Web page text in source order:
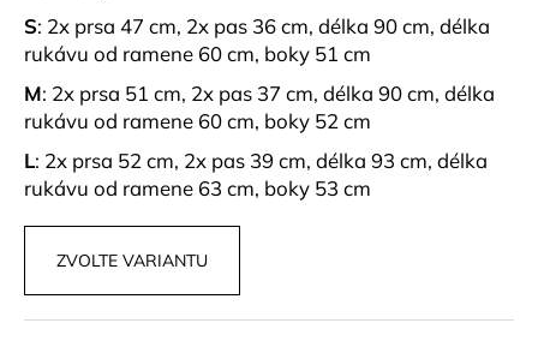
S: 2x prsa 47 cm, 2x pas 36 cm, délka 90 cm, délka
rukávu od ramene 60 cm, boky 51 cm
M: 2x prsa 51 cm, 2x pas 37 cm, délka 90 cm, délka
rukávu od ramene 60 cm, boky 52 cm
L: 2x prsa 52 cm, 2x pas 39 cm, délka 93 cm, délka
rukávu od ramene 63 cm, boky 53 cm
ZVOLTE VARIANTU
BASIC
BAVLNĚNÉ
TRIČKO
LUMEA
ČERVENÉ
399
kč